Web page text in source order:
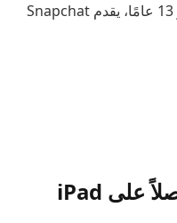
بحدود سوداء ضخمة حوله. بعد مرور 13 عامًا، يقدم Snapchat